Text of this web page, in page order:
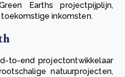
Earths projectpijplijn,
inkomsten.
to-end projectontwikkelaar
natuurprojecten,